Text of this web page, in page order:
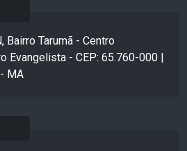
Bairro Tarumã - Centro
Evangelista - CEP: 65.760-000 |
MA